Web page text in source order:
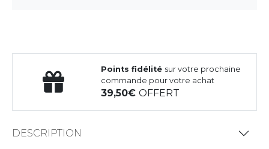
Points fidélité sur votre prochaine
commande pour votre achat
39,50OFFERT
DESCRIPTION